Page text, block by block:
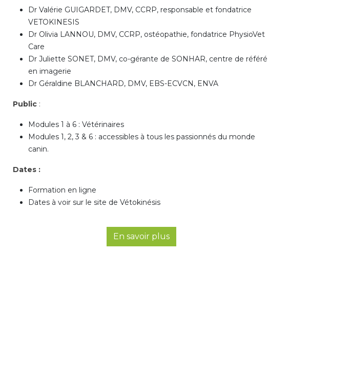
Dr Valérie GUIGARDET, DMV, CCRP, responsable et fondatrice
VETOKINESIS
Dr Olivia LANNOU, DMV, CCRP, ostéopathie, fondatrice PhysioVet
Care
Dr Juliette SONET, DMV, co-gérante de SONHAR, centre de référé
en imagerie
Dr Géraldine BLANCHARD, DMV, EBS-ECVCN, ENVA
Public :
Modules 1 à 6 : Vétérinaires
Modules 1, 2, 3 & 6 : accessibles à tous les passionnés du monde
canin.
Dates :
Formation en ligne
Dates à voir sur le site de Vétokinésis
En savoir plus